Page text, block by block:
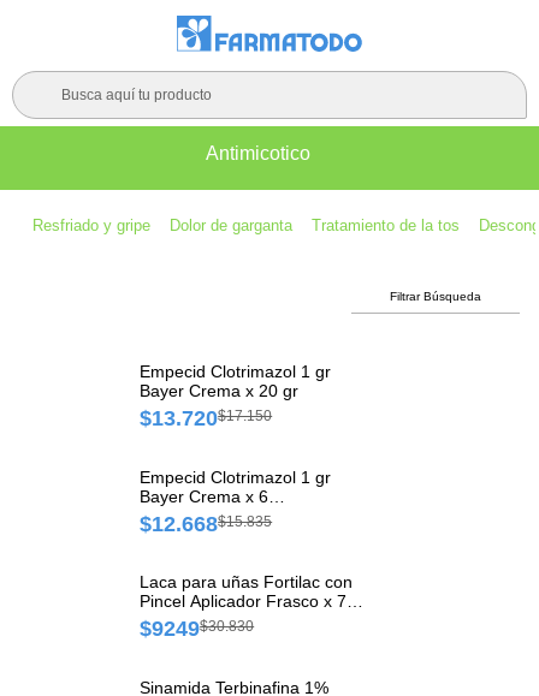
Busca aquí tu producto
Antimicotico
Resfriado y gripe Dolor de garganta Tratamiento de la tos
Filtrar Búsqueda
Empecid Clotrimazol 1 gr
Bayer Crema x 20 gr
$13.720$17.150
Empecid Clotrimazol 1 gr
Bayer Crema x 6
Comprimidos
$12.668$15.835
Laca para uñas Fortilac con
Pincel Aplicador Frasco x 7
ml
$9249$30.830
Sinamida Terbinafina 1%